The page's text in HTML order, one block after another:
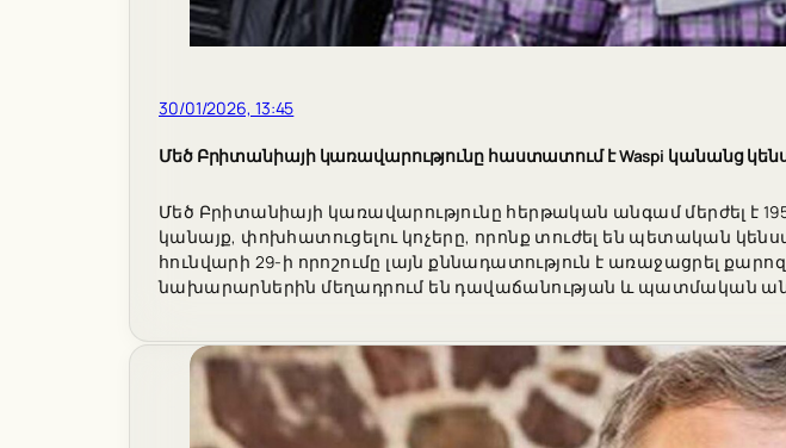
30/01/2026, 13:45
Մեծ Բրիտանիայի կառավարությունը հաստատում է Waspi կանանց
Մեծ Բրիտանիայի կառավարությունը հերթական անգամ մերժել է
կանայք, փոխհատուցելու կոչերը, որոնք տուժել են պետական
հունվարի 29-ի որոշումը լայն քննադատություն է առաջացրել
նախարարներին մեղադրում են դավաճանության և պատմական